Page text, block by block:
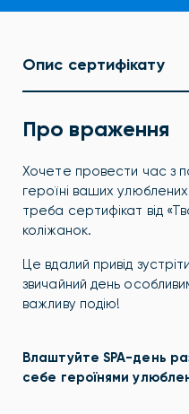
Опис сертифікату
Про враження
Хочете провести час з
героїні ваших
треба сертифікат від
коліжанок.
Це вдалий привід
звичайний день
важливу подію!
Влаштуйте SPA-день
себе героїнями